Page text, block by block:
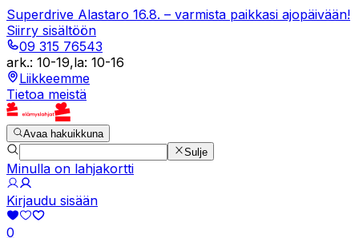
Superdrive Alastaro 16.8. – varmista paikkasi ajopäivään!
Siirry sisältöön
09 315 76543
ark.: 10-19,la: 10-16
Liikkeemme
Tietoa meistä
Avaa hakuikkuna
Sulje
Minulla on lahjakortti
Kirjaudu sisään
0